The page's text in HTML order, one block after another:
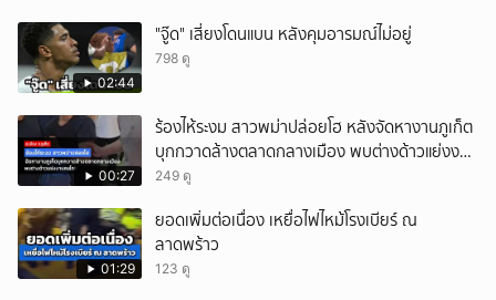
02:44
"จู๊ด" เสี่ยงโดนแบน หลังคุมอารมณ์ไม่อยู่
798 ดู
00:27
ร้องไห้ระงม สาวพม่าปล่อยโฮ หลังจัดหางานภูเก็ต
บุกกวาดล้างตลาดกลางเมือง พบต่างด้าวแย่งงาน
คนไทย
249 ดู
01:29
ยอดเพิ่มต่อเนื่อง เหยื่อไฟไหม้โรงเบียร์ ณ
ลาดพร้าว
123 ดู